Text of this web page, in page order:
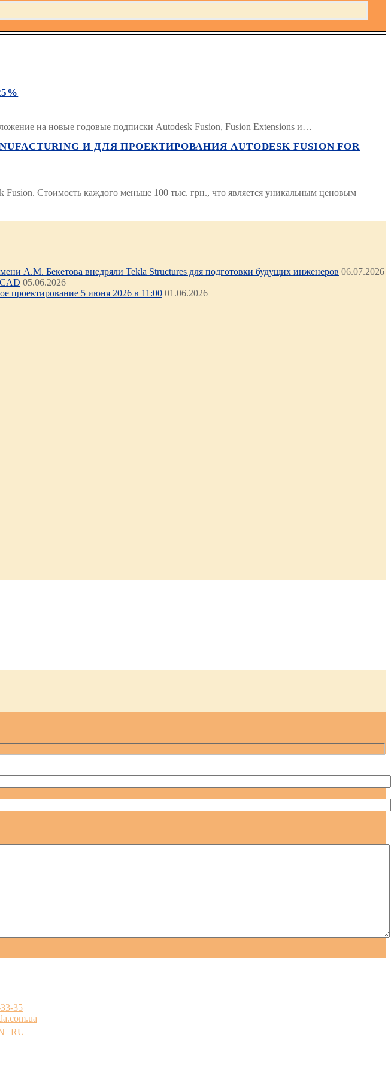
на новые годовые подписки Autodesk Fusion, Fusion Extensions и…
И ДЛЯ ПРОЕКТИРОВАНИЯ AUTODESK FUSION FOR
Стоимость каждого меньше 100 тыс. грн., что является уникальным ценовым
А.М. Бекетова внедряли Tekla Structures для подготовки будущих инженеров 06.07.2026
05.06.2026
проектирование 5 июня 2026 в 11:00 01.06.2026
35
RU